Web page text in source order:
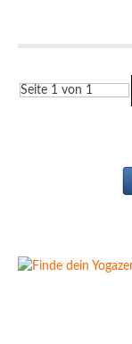
Seite 1 von 1